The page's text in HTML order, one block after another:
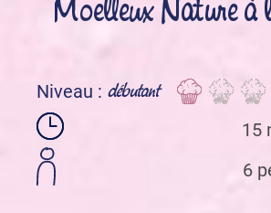
Moelleux Nature à
Niveau : débutant
15
6